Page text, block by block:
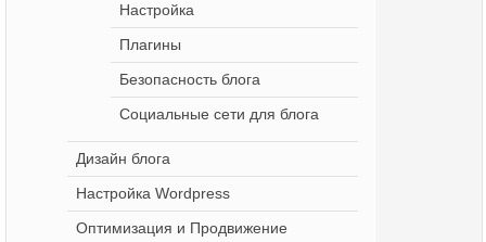
Настройка
Плагины
Безопасность блога
Социальные сети для блога
Дизайн блога
Настройка Wordpress
Оптимизация и Продвижение